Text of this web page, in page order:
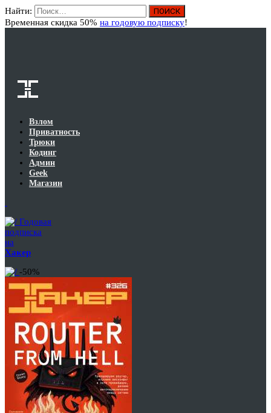
Найти:
Временная скидка 50% на годовую подписку!
Взлом
Приватность
Трюки
Кодинг
Админ
Geek
Магазин
Годовая
подписка
на
Хакер
-50%